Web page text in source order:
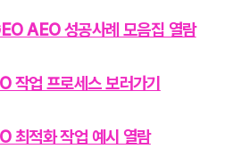
AEO 성공사례 모음집 열람
작업 프로세스 보러가기
최적화 작업 예시 열람